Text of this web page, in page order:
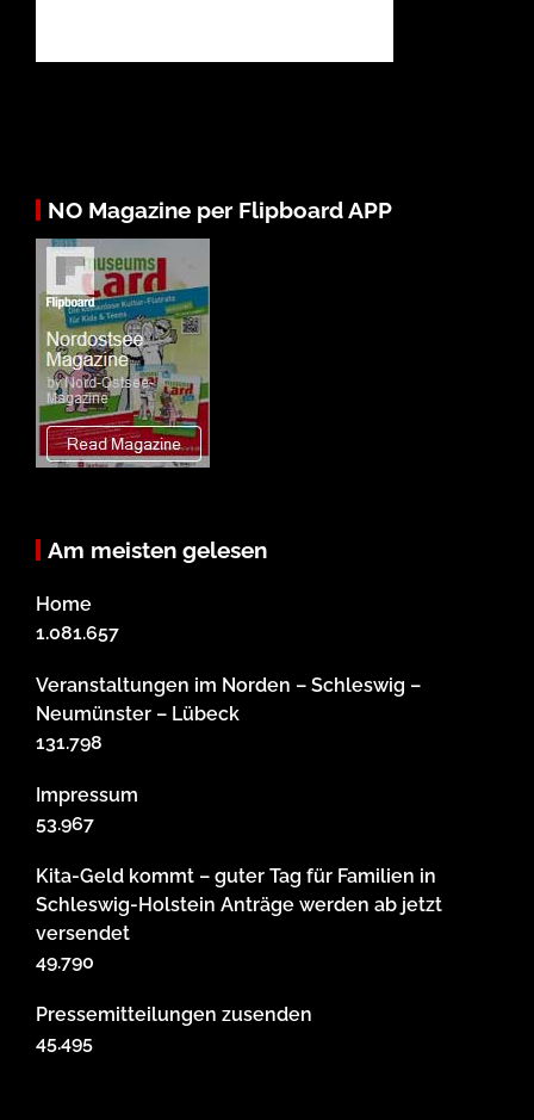
NO Magazine per Flipboard APP
Am meisten gelesen
Home
1.081.657
Veranstaltungen im Norden – Schleswig –
Neumünster – Lübeck
131.798
Impressum
53.967
Kita-Geld kommt – guter Tag für Familien in
Schleswig-Holstein Anträge werden ab jetzt
versendet
49.790
Pressemitteilungen zusenden
45.495